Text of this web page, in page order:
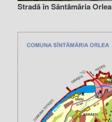
Stradă în Sântămăria Orlea